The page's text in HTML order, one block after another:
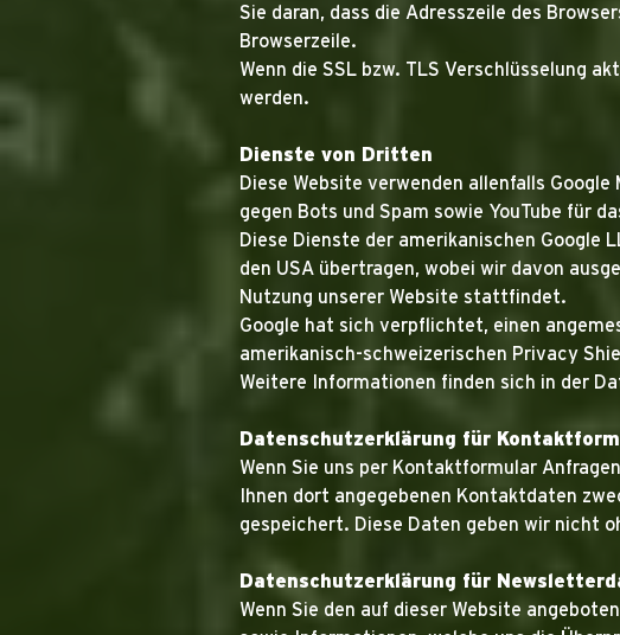
Sie daran, dass die Adresszeile des
Browserzeile.
Wenn die SSL bzw. TLS Verschlüsselung
werden.
Dienste von Dritten
Diese Website verwenden allenfalls
gegen Bots und Spam sowie YouTube für
Diese Dienste der amerikanischen Google
den USA übertragen, wobei wir davon
Nutzung unserer Website stattfindet.
Google hat sich verpflichtet, einen
amerikanisch-schweizerischen Privacy
Weitere Informationen finden sich in der
Datenschutzerklärung für
Wenn Sie uns per Kontaktformular
Ihnen dort angegebenen Kontaktdaten
gespeichert. Diese Daten geben wir nicht
Datenschutzerklärung für
Wenn Sie den auf dieser Website